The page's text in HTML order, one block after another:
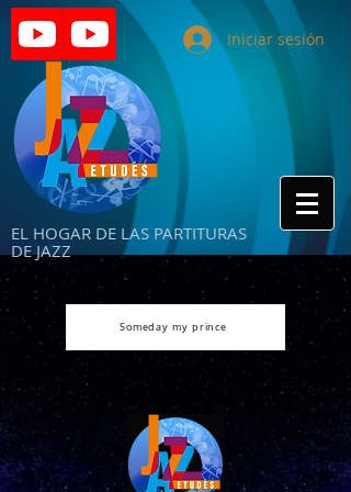
EL HOGAR DE LAS PARTITURAS
DE JAZZ
Iniciar sesión
Someday my prince